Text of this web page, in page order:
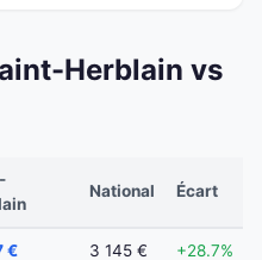
Herblain vs
National Écart
€ 3 145 € +28.7%